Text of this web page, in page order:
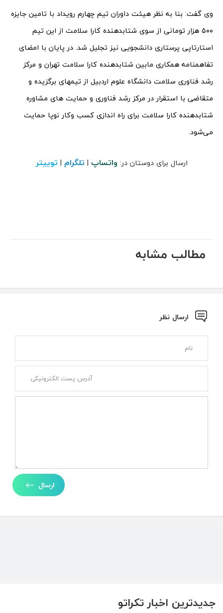
جدیدترین اخبار تکراتو
وی گفت: بنا به نظر هیئت داوران تیم چهارم رویداد با تامین جایزه
۵۰۰ هزار تومانی از سوی شتابدهنده کارا سلامت از این تیم
استارتاپی پرستاری دانشجویی نیز تجلیل شد. در پایان با امضای
تفاهمنامه همکاری مابین شتابدهنده کارا سلامت تهران و مرکز
رشد فناوری سلامت دانشگاه علوم اردبیل از تیمهای برگزیده و
متقاضی با استقرار در مرکز رشد فناوری و حمایت های مشاوره
شتابدهنده کارا سلامت برای راه اندازی کسب وکار نوپا حمایت
می‌شود.
ارسال برای دوستان در: واتساپ | تلگرام | توییتر
مطالب مشابه
ارسال نظر
ارسال